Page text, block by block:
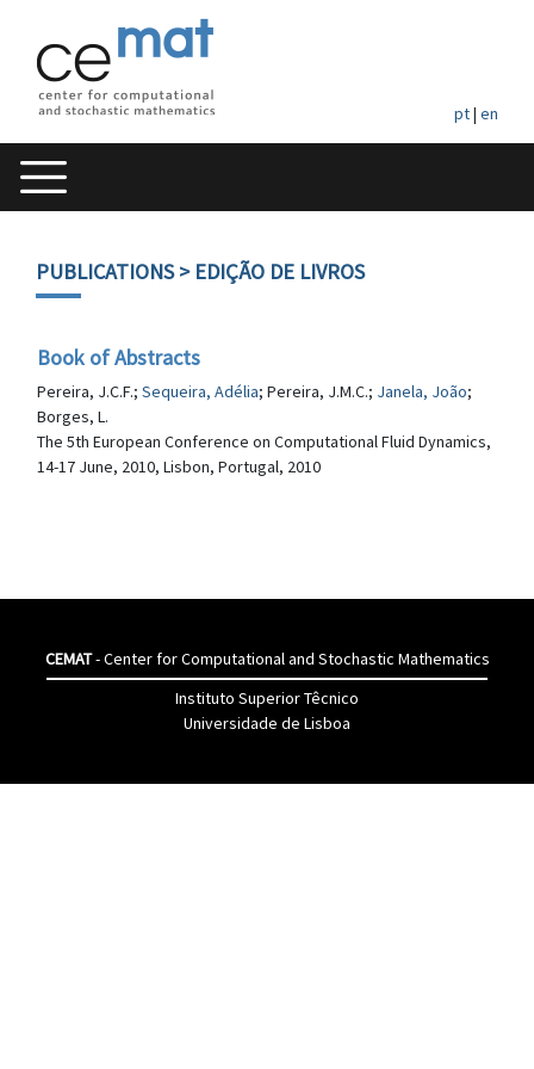
pt| en
PUBLICATIONS> EDIÇÃO DE LIVROS
Book of Abstracts
Pereira, J.C.F.; Sequeira, Adélia; Pereira, J.M.C.; Janela, João;
Borges, L.
The 5th European Conference on Computational Fluid Dynamics,
14-17 June, 2010, Lisbon, Portugal, 2010
CEMAT- Center for Computational and Stochastic Mathematics
Instituto Superior Têcnico
Universidade de Lisboa